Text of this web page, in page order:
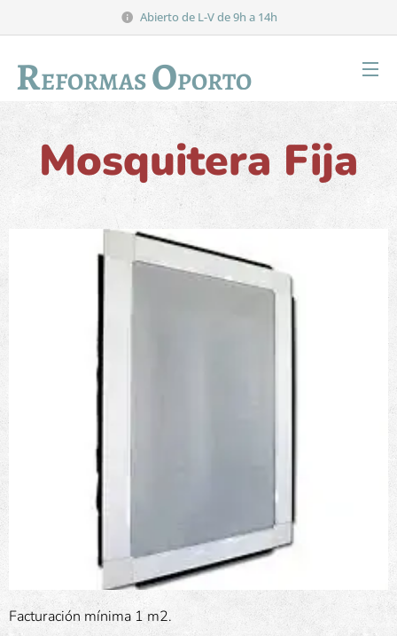
Abierto de L-V de 9h a 14h
REFORMASOPORTO
Mosquitera Fija
Facturación mínima 1 m2.